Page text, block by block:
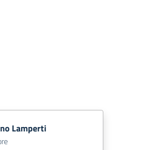
Lamperti